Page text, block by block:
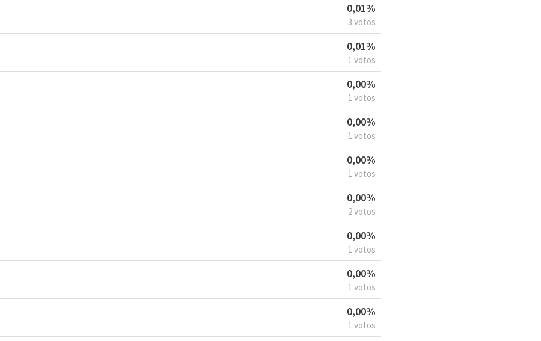
0,01%
3 votos
0,01%
1 votos
0,00%
1 votos
0,00%
1 votos
0,00%
1 votos
0,00%
2 votos
0,00%
1 votos
0,00%
1 votos
0,00%
1 votos